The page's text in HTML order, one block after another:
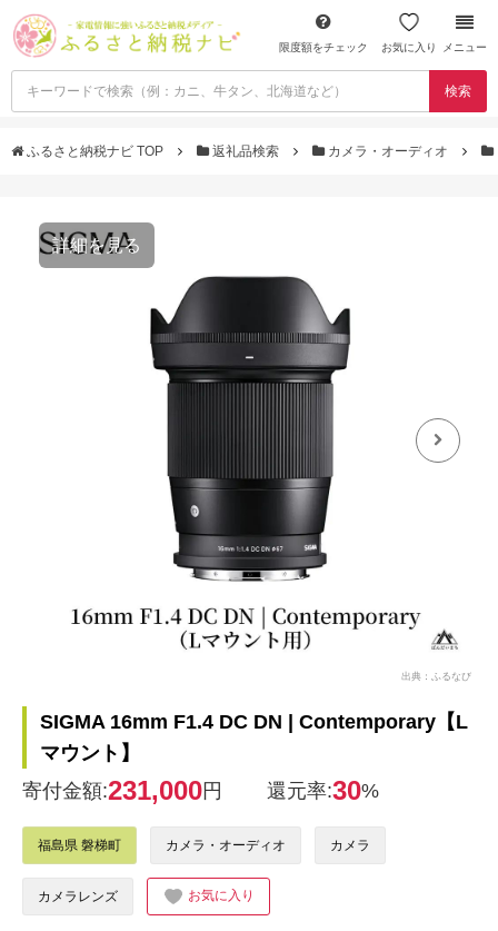
限度額をチェック お気に入り メニュー
検索
ふるさと納税ナビ TOP 返礼品検索 カメラ・オーディオ
詳細を見る
出典：ふるなび
SIGMA 16mm F1.4 DC DN | Contemporary【L
マウント】
寄付金額:231,000円 還元率:30%
福島県 磐梯町 カメラ・オーディオ カメラ
カメラレンズ お気に入り